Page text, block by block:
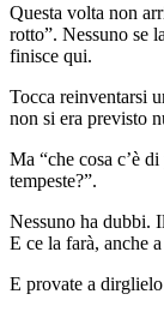
Questa volta non
rotto”. Nessuno se
finisce qui.
Tocca reinventarsi
non si era previsto
Ma “che cosa c’è
tempeste?”.
Nessuno ha dubbi.
E ce la farà, anche
E provate a